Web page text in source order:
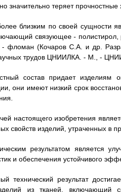
значительно теряет
близким по своей сущности
связующее - полистирол,
фломан (Кочаров С.А. и др.
трудов ЦНИИЛКА. - М., -
состав придает изделиям
они имеют низкий срок
настоящего изобретения
свойств изделий, утраченных в
результатом является
и обеспечения устойчивого
технический результат
из тканей, включающий